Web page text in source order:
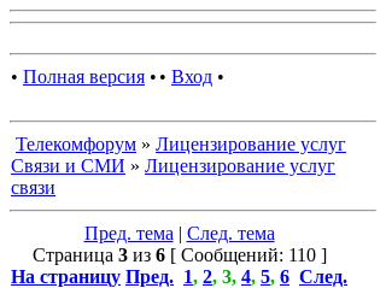
• Полная версия • • Вход •
Телекомфорум » Лицензирование услуг
Связи и СМИ » Лицензирование услуг
связи
Пред. тема | След. тема
Страница 3из 6[ Сообщений: 110 ]
На страницу Пред. 1, 2, 3, 4, 5, 6 След.